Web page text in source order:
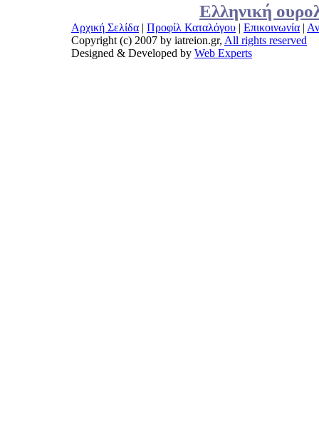
Ελληνική
Αρχική Σελίδα | Προφίλ Καταλόγου | Επικοινωνία |
Copyright (c) 2007 by iatreion.gr, All rights reserved
Designed & Developed by Web Experts